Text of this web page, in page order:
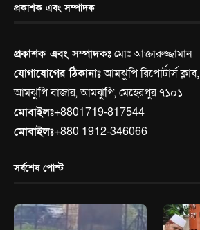
প্রকাশক এবং সম্পাদক
প্রকাশক এবং সম্পাদকঃমোঃ আক্তারুজ্জামান
যোগাযোগের ঠিকানাঃআমঝুপি রিপোর্টার্স ক্লাব,
আমঝুপি বাজার, আমঝুপি, মেহেরপুর ৭১০১
মোবাইলঃ+8801719-817544
মোবাইলঃ+880 1912-346066
সর্বশেষ পোস্ট